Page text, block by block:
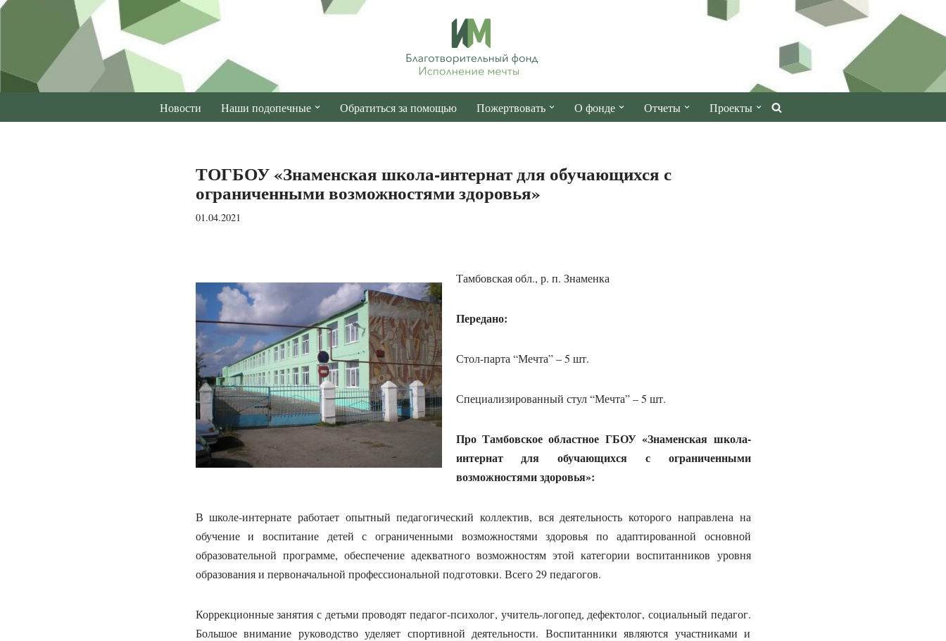
содержимому
Новости Наши подопечные Обратиться за помощью Пожертвовать О фонде Отчеты Проекты
ТОГБОУ «Знаменская школа-интернат для обучающихся с
ограниченными возможностями здоровья»
01.04.2021
Тамбовская обл., р. п. Знаменка
Передано:
Стол-парта “Мечта” – 5 шт.
Специализированный стул “Мечта” – 5 шт.
Про Тамбовское областное ГБОУ «Знаменская школа-
интернат для обучающихся с ограниченными
возможностями здоровья»:
В школе-интернате работает опытный педагогический коллектив, вся деятельность которого направлена на
обучение и воспитание детей с ограниченными возможностями здоровья по адаптированной основной
образовательной программе, обеспечение адекватного возможностям этой категории воспитанников уровня
образования и первоначальной профессиональной подготовки. Всего 29 педагогов.
Коррекционные занятия с детьми проводят педагог-психолог, учитель-логопед, дефектолог, социальный педагог.
Большое внимание руководство уделяет спортивной деятельности. Воспитанники являются участниками и